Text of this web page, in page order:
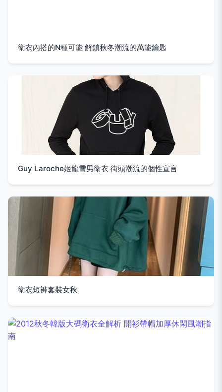
衛衣內搭的N種可能 解鎖秋冬潮流的萬能鑰匙
Guy Laroche姬龍雪男衛衣 街頭潮流的個性宣言
衛衣短褲套裝女秋